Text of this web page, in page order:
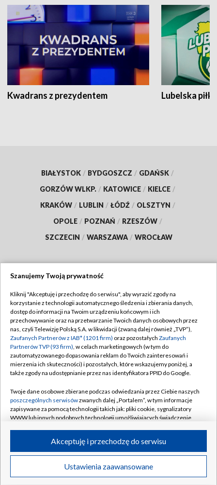
Kwadrans z prezydentem Lubelska piłka
BIAŁYSTOK / BYDGOSZCZ / GDAŃSK /
GORZÓW WLKP. / KATOWICE / KIELCE /
KRAKÓW / LUBLIN / ŁÓDŹ / OLSZTYN /
OPOLE / POZNAŃ / RZESZÓW /
SZCZECIN / WARSZAWA / WROCŁAW
TVP
Abonament TVP
Emisja w TVP
Centrum informacji TVP
Naziemna Telewizja Cyfrowa
Rada Programowa
System NOS
Informacje o nadawcy
Program dla prasy
Ogłoszenie przetargowe
Regulamin TVP
Polityka prywatności
Moje zgody
Pomoc
Kontakt
Kanały
©2026 Telewizja Polska S.A. w likwidacji
Szanujemy Twoją prywatność
Kliknij "Akceptuję i przechodzę do serwisu", aby wyrazić zgody na
korzystanie z technologii automatycznego śledzenia i zbierania danych,
dostęp do informacji na Twoim urządzeniu końcowym i ich
przechowywanie oraz na przetwarzanie Twoich danych osobowych przez
nas, czyli Telewizję Polską S.A. w likwidacji (zwaną dalej również „TVP”),
Zaufanych Partnerów z IAB* (1201 firm) oraz pozostałych Zaufanych
Partnerów TVP (93 firm), w celach marketingowych (w tym do
zautomatyzowanego dopasowania reklam do Twoich zainteresowań i
mierzenia ich skuteczności) i pozostałych, które wskazujemy poniżej, a
także zgody na udostępnianie przez nas identyfikatora PPID do Google.
Twoje dane osobowe zbierane podczas odwiedzania przez Ciebie naszych
poszczególnych serwisówzwanych dalej „Portalem”, w tym informacje
zapisywane za pomocą technologii takich jak: pliki cookie, sygnalizatory
WWW lub innych podobnych technologii umożliwiających świadczenie
ruchu w Internecie.
Twoje dane osobowe zbierane podczas odwiedzania przez Ciebie
poszczególnych serwisówna Portalu, takie jak adresy IP, identyfikatory
Ustawienia zaawansowane
Akceptuję i przechodzę do serwisu